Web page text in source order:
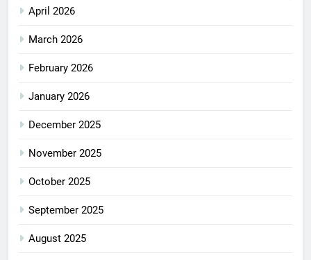
April 2026
March 2026
February 2026
January 2026
December 2025
November 2025
October 2025
September 2025
August 2025